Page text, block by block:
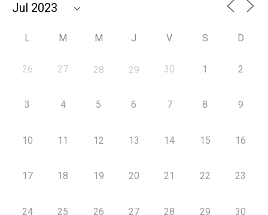
L M M J V S D
26 27 28 29 30 1 2
3 4 5 6 7 8 9
10 11 12 13 14 15 16
17 18 19 20 21 22 23
24 25 26 27 28 29 30